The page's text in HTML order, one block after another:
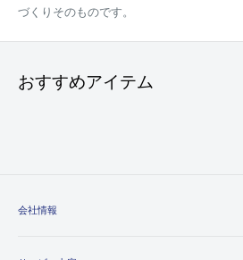
づくりそのものです。
おすすめアイテム
会社情報